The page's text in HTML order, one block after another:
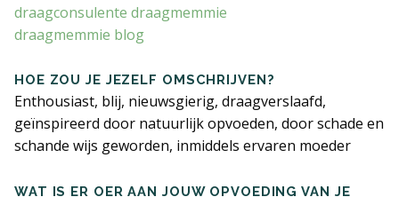
CONTACT PAGINA
draagconsulente draagmemmie
draagmemmie blog
HOE ZOU JE JEZELF OMSCHRIJVEN?
Enthousiast, blij, nieuwsgierig, draagverslaafd,
geïnspireerd door natuurlijk opvoeden, door schade en
schande wijs geworden, inmiddels ervaren moeder
WAT IS ER OER AAN JOUW OPVOEDING VAN JE